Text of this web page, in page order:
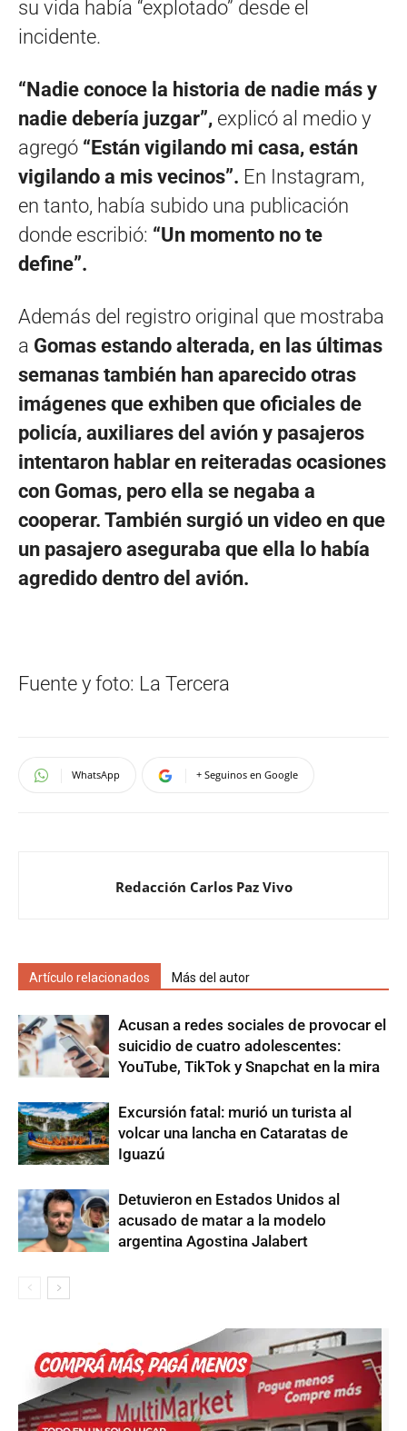
su vida había “explotado” desde el
incidente.
“Nadie conoce la historia de nadie más y
nadie debería juzgar”, explicó al medio y
agregó “Están vigilando mi casa, están
vigilando a mis vecinos”. En Instagram,
en tanto, había subido una publicación
donde escribió: “Un momento no te
define”.
Además del registro original que mostraba
a Gomas estando alterada, en las últimas
semanas también han aparecido otras
imágenes que exhiben que oficiales de
policía, auxiliares del avión y pasajeros
intentaron hablar en reiteradas ocasiones
con Gomas, pero ella se negaba a
cooperar. También surgió un video en que
un pasajero aseguraba que ella lo había
agredido dentro del avión.
Fuente y foto: La Tercera
WhatsApp + Seguinos en Google
Redacción Carlos Paz Vivo
Artículo relacionados Más del autor
Acusan a redes sociales de provocar el
suicidio de cuatro adolescentes:
YouTube, TikTok y Snapchat en la mira
Excursión fatal: murió un turista al
volcar una lancha en Cataratas de
Iguazú
Detuvieron en Estados Unidos al
acusado de matar a la modelo
argentina Agostina Jalabert